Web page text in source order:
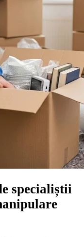
specialiștii